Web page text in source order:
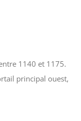
1140 et 1175.
principal ouest,